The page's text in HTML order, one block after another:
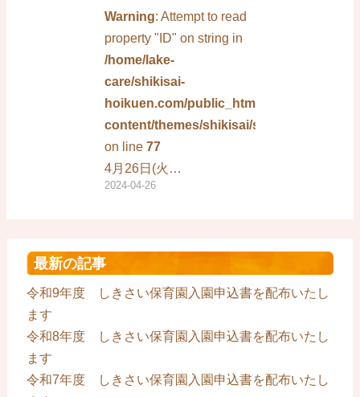
Warning: Attempt to read
property "ID" on string in
/home/lake-
care/shikisai-
hoikuen.com/public_html/wp-
content/themes/shikisai/single.php
on line 77
4月26日(火…
2024-04-26
最新の記事
令和9年度 しきさい保育園入園申込書を配布いたし
ます
令和8年度 しきさい保育園入園申込書を配布いたし
ます
令和7年度 しきさい保育園入園申込書を配布いたし